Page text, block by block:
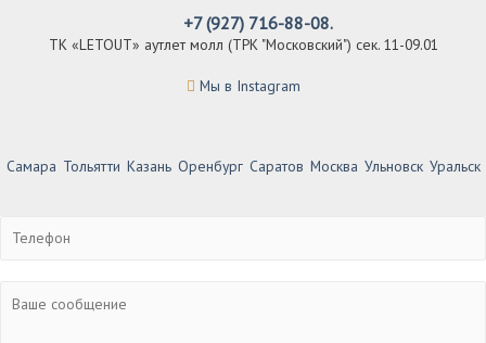
+7 (927) 716-88-08.
ТК «LETOUT» аутлет молл (ТРК "Московский") сек. 11-09.01
Мы в Instagram
Самара Тольятти Казань Оренбург Саратов Москва Ульновск Уральск